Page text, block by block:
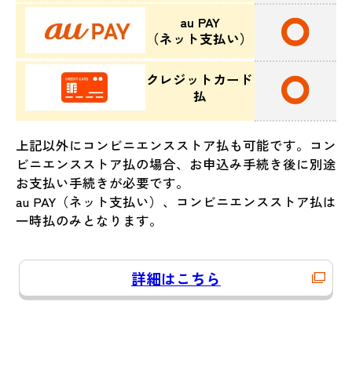
au PAY
（ネット支払い）
クレジットカード
払
上記以外にコンビニエンスストア払も可能です。コン
ビニエンスストア払の場合、お申込み手続き後に別途
お支払い手続きが必要です。
au PAY（ネット支払い）、コンビニエンスストア払は
一時払のみとなります。
詳細はこちら